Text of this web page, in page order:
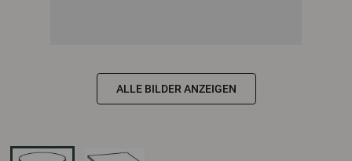
ALLE BILDER ANZEIGEN